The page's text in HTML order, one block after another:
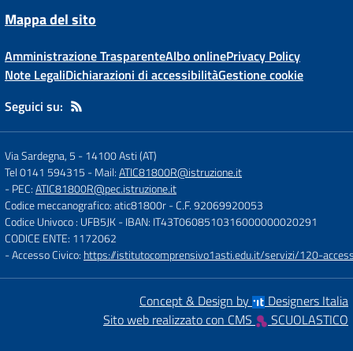
Mappa del sito
Amministrazione TrasparenteAlbo onlinePrivacy Policy
Note LegaliDichiarazioni di accessibilitàGestione cookie
Seguici su:
Via Sardegna, 5 -14100 Asti (AT)
Tel 0141 594315 - Mail:ATIC81800R@istruzione.it
- PEC:ATIC81800R@pec.istruzione.it
Codice meccanografico: atic81800r- C.F. 92069920053
Codice Univoco : UFB5JK- IBAN: IT43T0608510316000000020291
CODICE ENTE: 1172062
- Accesso Civico: https://istitutocomprensivo1asti.edu.it/servizi/120-
Concept & Design by
Designers Italia
Sito web realizzato con CMS
SCUOLASTICO